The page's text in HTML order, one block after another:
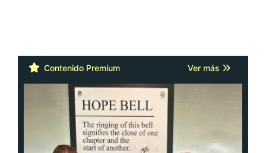
Contenido Premium Ver más